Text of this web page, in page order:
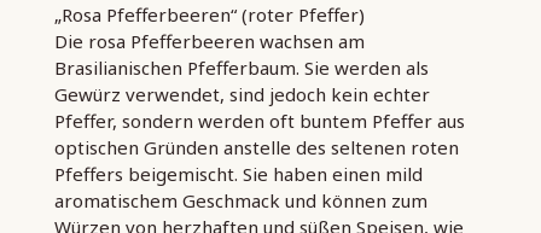
„Rosa Pfefferbeeren“ (roter Pfeffer)
Die rosa Pfefferbeeren wachsen am
Brasilianischen Pfefferbaum. Sie werden als
Gewürz verwendet, sind jedoch kein echter
Pfeffer, sondern werden oft buntem Pfeffer aus
optischen Gründen anstelle des seltenen roten
Pfeffers beigemischt. Sie haben einen mild
aromatischem Geschmack und können zum
Würzen von herzhaften und süßen Speisen, wie